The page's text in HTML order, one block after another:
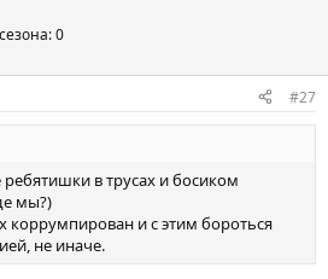
0
#27
в трусах и босиком
мы?)
коррумпирован и с этим бороться
не иначе.